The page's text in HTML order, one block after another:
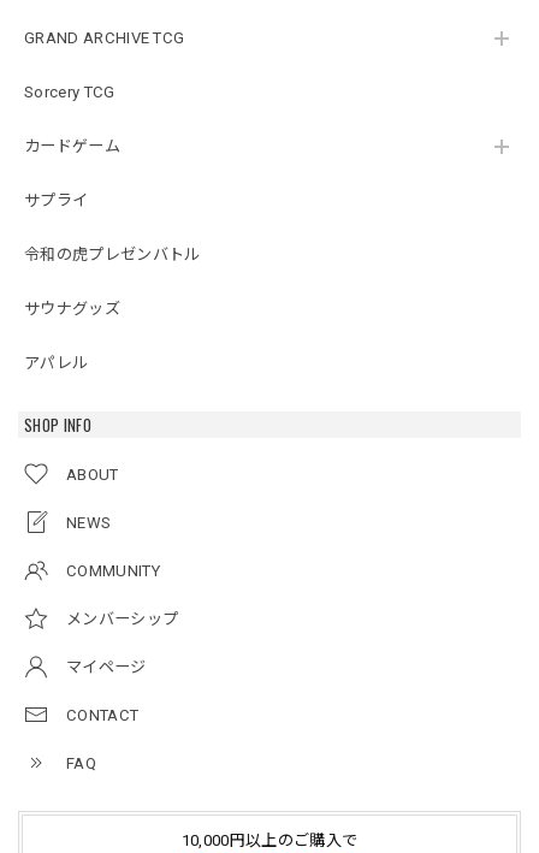
GRAND ARCHIVE TCG
Sorcery TCG
カードゲーム
サプライ
令和の虎プレゼンバトル
サウナグッズ
アパレル
SHOP INFO
ABOUT
NEWS
COMMUNITY
メンバーシップ
マイページ
CONTACT
FAQ
10,000円以上のご購入で